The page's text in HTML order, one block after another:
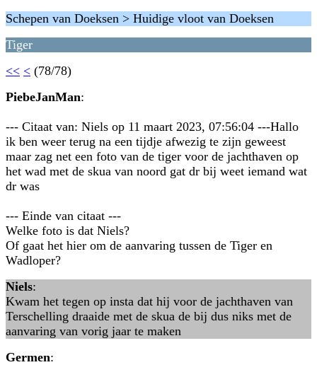
Schepen van Doeksen > Huidige vloot van Doeksen
Tiger
<< < (78/78)
PiebeJanMan:
--- Citaat van: Niels op 11 maart 2023, 07:56:04 ---Hallo
ik ben weer terug na een tijdje afwezig te zijn geweest
maar zag net een foto van de tiger voor de jachthaven op
het wad met de skua van noord gat dr bij weet iemand wat
dr was
--- Einde van citaat ---
Welke foto is dat Niels?
Of gaat het hier om de aanvaring tussen de Tiger en
Wadloper?
Niels:
Kwam het tegen op insta dat hij voor de jachthaven van
Terschelling draaide met de skua de bij dus niks met de
aanvaring van vorig jaar te maken
Germen: